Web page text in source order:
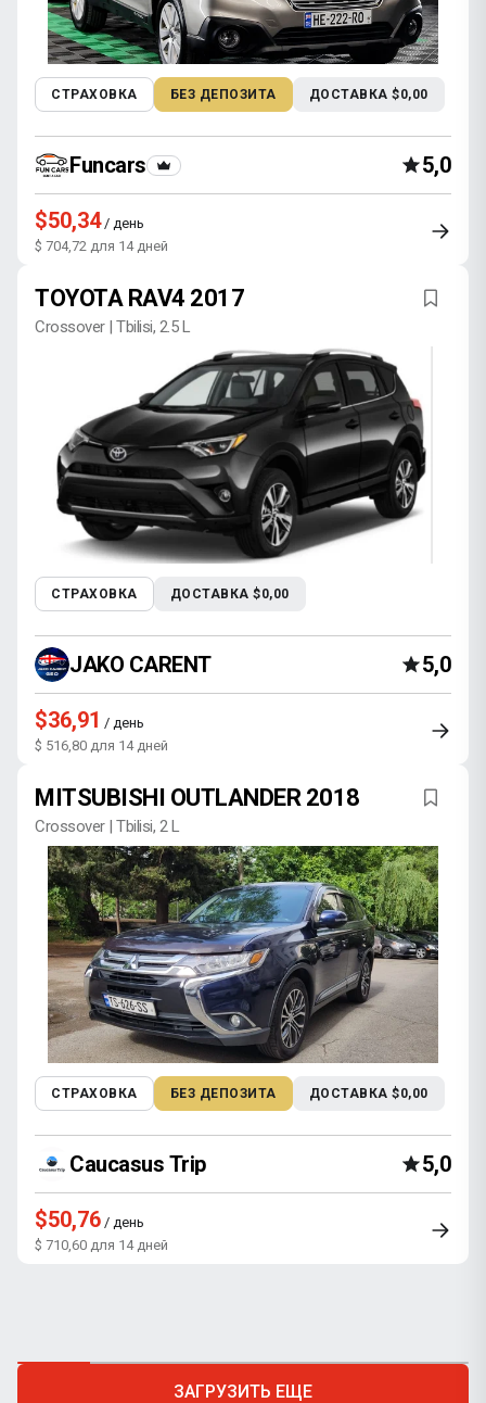
СТРАХОВКА БЕЗ ДЕПОЗИТА ДОСТАВКА $0,00
Funcars 5,0
$50,34/ день
$ 704,72 для 14 дней
TOYOTA RAV4 2017
Crossover | Tbilisi, 2.5 L
СТРАХОВКА ДОСТАВКА $0,00
JAKO CARENT 5,0
$36,91 / день
$ 516,80 для 14 дней
MITSUBISHI OUTLANDER 2018
Crossover | Tbilisi, 2 L
СТРАХОВКА БЕЗ ДЕПОЗИТА ДОСТАВКА $0,00
Caucasus Trip 5,0
$50,76 / день
$ 710,60 для 14 дней
ЗАГРУЗИТЬ ЕЩЕ